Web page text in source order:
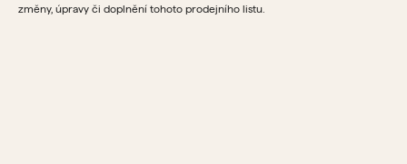
změny, úpravy či doplnění tohoto prodejního listu.